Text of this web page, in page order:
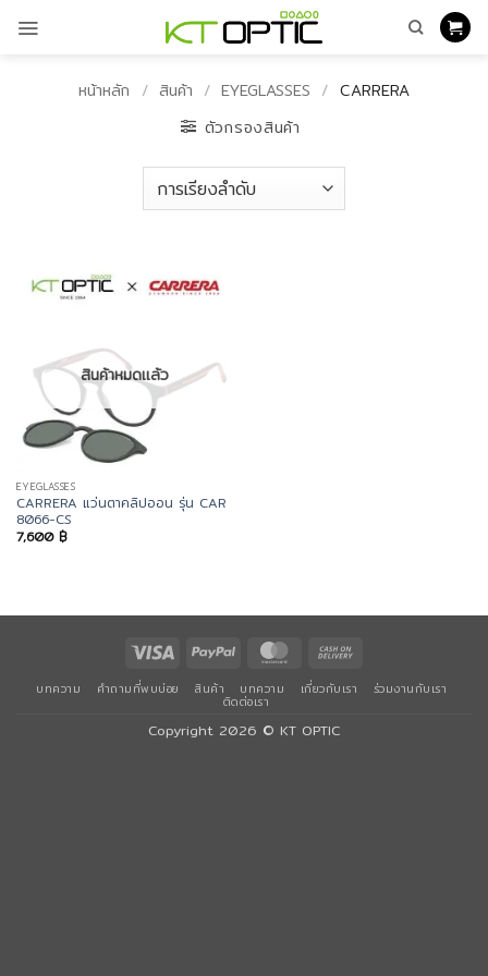
หน้าหลัก / สินค้า / EYEGLASSES / CARRERA
ตัวกรองสินค้า
สินค้าหมดแล้ว
EYEGLASSES
CARRERA แว่นตาคลิปออน รุ่น CAR
8066-CS
7,600 ฿
Visa PayPal MasterCard
Delivery
บทความ คำถามที่พบบ่อย สินค้า บทความ เกี่ยวกับเรา ร่วมงานกับเรา
ติดต่อเรา
Copyright 2026 © KT OPTIC